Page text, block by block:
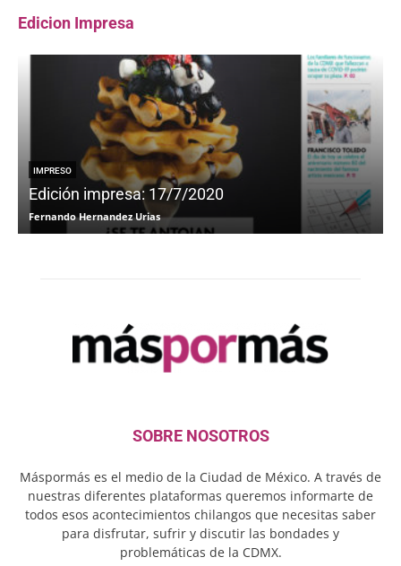
Edicion Impresa
IMPRESO
Edición impresa: 17/7/2020
Fernando Hernandez Urias
SOBRE NOSOTROS
Máspormás es el medio de la Ciudad de México. A través de
nuestras diferentes plataformas queremos informarte de
todos esos acontecimientos chilangos que necesitas saber
para disfrutar, sufrir y discutir las bondades y
problemáticas de la CDMX.